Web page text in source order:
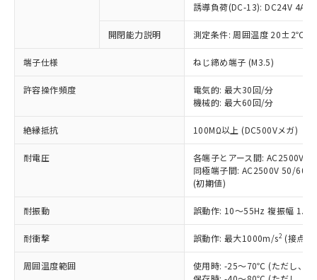
誘導負荷(DC-13): DC24V 4A/
開閉能力説明 測定条件: 周囲温度 20±2℃、
端子仕様 ねじ締め端子 (M3.5)
許容操作頻度
電気的: 最大30回/分
機械的: 最大60回/分
絶縁抵抗 100MΩ以上 (DC500Vメガ)
耐電圧
各端子とアース間: AC2500V
同極端子間: AC2500V 50/
(初期値)
耐振動 誤動作: 10～55Hz 複振幅
耐衝撃 誤動作: 最大1000m/s2 (接点
周囲温度範囲
使用時: -25～70℃ (ただし、氷
以下の条件をお読みいただき、同意のうえ
本サービスは、当社制御機器事業取扱
商品の当社在庫状況および標準価格
(税抜)を提供させていただくもので
当社制御機器事業取扱商品の中には、
本サービスの対象外となる商品もある
ことをご了承ください。
在庫状況および標準価格照会結果は、
記載している更新日時点での社内デー
タに基づき作成されるものであり、閲
覧された時点での実際の在庫および標
準価格とは異なる場合があることをご
正式な納期状況および標準価格はお客
対応予定なし：EU RoHS指令（10物質）の
非含有に非対応の商品で、対応品を出す予
調査・確認中：EU RoHS指令（10物質）の
非含有の対応状況を調査中または確認中の
商品です。
害物質有無と関係のない商品です。
仕入先様の事情により、非含有部品として
いたものが、含有品と判明した場合などや
むを得ず変更することがあります。
鉛(Pb) 1000ppm以下、 水銀(Hg) 1000ppm以下、 カド
六価クロム(Cr(Ⅵ)) 1000ppm以下、ポリ臭化ビフェニル
類(PBB) 1000ppm以下、ポリ臭化ジフェニルエーテル類
(PBDE) 1000ppm以下、フタル酸ビス(2-エチルヘキシ
ル) (DEHP)(別名：DOP) 1000ppm以下、フタル酸ブチ
ルベンジル（BBP） 1000ppm以下、フタル酸ジブチル
「○」：最大均質材料含有率が中国RoHSの
基準値以下であることを示します。
「×」：最大均質材料含有率が中国RoHSの
基準値を超えていることを示します。
「－」：未確認です。当社販売部門へお問
*中国RoHS10物質の基準値 (GB/T26572)：
Pb(鉛) :1000ppm、 Hg(水銀) : 1000ppm、 Cd(カドミウ
Cr(Ⅵ)(六価クロム) : 1000ppm、 PBBs(ポリ臭化ビフェ
ニル類) : 1000ppm、 PBDEs(ポリ臭化ジフェニルエーテ
ル類) : 1000ppm、
DBP(フタル酸ジブチル) : 1000ppm、 DIBP(フタル酸ジ
当社は、これら貴社製品のうち、外国
為替および外国貿易法に定める商品
（以下｢規制貨物等」という）を輸出
または国外への提供する場合は、日本
国政府の輸出許可(または役務取引許
可)を取得するなどの必要な手続きを
当社は規制貨物を破棄する場合は、完
一定数以上の在庫あり